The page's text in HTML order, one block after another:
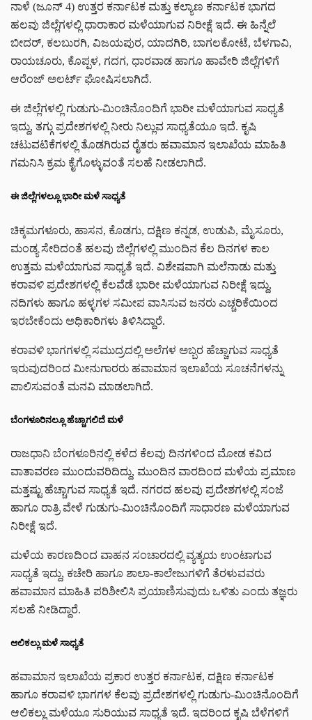
ನಾಳೆ (ಜೂನ್ 4) ಉತ್ತರ ಕರ್ನಾಟಕ ಮತ್ತು ಕಲ್ಯಾಣ ಕರ್ನಾಟಕ ಭಾಗದ
ಹಲವು ಜಿಲ್ಲೆಗಳಲ್ಲಿ ಧಾರಾಕಾರ ಮಳೆಯಾಗುವ ನಿರೀಕ್ಷೆ ಇದೆ. ಈ ಹಿನ್ನೆಲೆ
ಬೀದರ್, ಕಲಬುರಗಿ, ವಿಜಯಪುರ, ಯಾದಗಿರಿ, ಬಾಗಲಕೋಟೆ, ಬೆಳಗಾವಿ,
ರಾಯಚೂರು, ಕೊಪ್ಪಳ, ಗದಗ, ಧಾರವಾಡ ಹಾಗೂ ಹಾವೇರಿ ಜಿಲ್ಲೆಗಳಿಗೆ
ಆರೆಂಜ್ ಅಲರ್ಟ್ ಘೋಷಿಸಲಾಗಿದೆ.
ಈ ಜಿಲ್ಲೆಗಳಲ್ಲಿ ಗುಡುಗು-ಮಿಂಚಿನೊಂದಿಗೆ ಭಾರೀ ಮಳೆಯಾಗುವ ಸಾಧ್ಯತೆ
ಇದ್ದು, ತಗ್ಗು ಪ್ರದೇಶಗಳಲ್ಲಿ ನೀರು ನಿಲ್ಲುವ ಸಾಧ್ಯತೆಯೂ ಇದೆ. ಕೃಷಿ
ಚಟುವಟಿಕೆಗಳಲ್ಲಿ ತೊಡಗಿರುವ ರೈತರು ಹವಾಮಾನ ಇಲಾಖೆಯ ಮಾಹಿತಿ
ಗಮನಿಸಿ ಕ್ರಮ ಕೈಗೊಳ್ಳುವಂತೆ ಸಲಹೆ ನೀಡಲಾಗಿದೆ.
ಈ ಜಿಲ್ಲೆಗಳಲ್ಲೂ ಭಾರೀ ಮಳೆ ಸಾಧ್ಯತೆ
ಚಿಕ್ಕಮಗಳೂರು, ಹಾಸನ, ಕೊಡಗು, ದಕ್ಷಿಣ ಕನ್ನಡ, ಉಡುಪಿ, ಮೈಸೂರು,
ಮಂಡ್ಯ ಸೇರಿದಂತೆ ಹಲವು ಜಿಲ್ಲೆಗಳಲ್ಲಿ ಮುಂದಿನ ಕೆಲ ದಿನಗಳ ಕಾಲ
ಉತ್ತಮ ಮಳೆಯಾಗುವ ಸಾಧ್ಯತೆ ಇದೆ. ವಿಶೇಷವಾಗಿ ಮಲೆನಾಡು ಮತ್ತು
ಕರಾವಳಿ ಪ್ರದೇಶಗಳಲ್ಲಿ ಕೆಲವೆಡೆ ಭಾರೀ ಮಳೆಯಾಗುವ ನಿರೀಕ್ಷೆ ಇದ್ದು,
ನದಿಗಳು ಹಾಗೂ ಹಳ್ಳಗಳ ಸಮೀಪ ವಾಸಿಸುವ ಜನರು ಎಚ್ಚರಿಕೆಯಿಂದ
ಇರಬೇಕೆಂದು ಅಧಿಕಾರಿಗಳು ತಿಳಿಸಿದ್ದಾರೆ.
ಕರಾವಳಿ ಭಾಗಗಳಲ್ಲಿ ಸಮುದ್ರದಲ್ಲಿ ಅಲೆಗಳ ಅಬ್ಬರ ಹೆಚ್ಚಾಗುವ ಸಾಧ್ಯತೆ
ಇರುವುದರಿಂದ ಮೀನುಗಾರರು ಹವಾಮಾನ ಇಲಾಖೆಯ ಸೂಚನೆಗಳನ್ನು
ಪಾಲಿಸುವಂತೆ ಮನವಿ ಮಾಡಲಾಗಿದೆ.
ಬೆಂಗಳೂರಿನಲ್ಲೂ ಹೆಚ್ಚಾಗಲಿದೆ ಮಳೆ
ರಾಜಧಾನಿ ಬೆಂಗಳೂರಿನಲ್ಲಿ ಕಳೆದ ಕೆಲವು ದಿನಗಳಿಂದ ಮೋಡ ಕವಿದ
ವಾತಾವರಣ ಮುಂದುವರಿದಿದ್ದು, ಮುಂದಿನ ವಾರದಿಂದ ಮಳೆಯ ಪ್ರಮಾಣ
ಮತ್ತಷ್ಟು ಹೆಚ್ಚಾಗುವ ಸಾಧ್ಯತೆ ಇದೆ. ನಗರದ ಹಲವು ಪ್ರದೇಶಗಳಲ್ಲಿ ಸಂಜೆ
ಹಾಗೂ ರಾತ್ರಿ ವೇಳೆ ಗುಡುಗು-ಮಿಂಚಿನೊಂದಿಗೆ ಸಾಧಾರಣ ಮಳೆಯಾಗುವ
ನಿರೀಕ್ಷೆ ಇದೆ.
ಮಳೆಯ ಕಾರಣದಿಂದ ವಾಹನ ಸಂಚಾರದಲ್ಲಿ ವ್ಯತ್ಯಯ ಉಂಟಾಗುವ
ಸಾಧ್ಯತೆ ಇದ್ದು, ಕಚೇರಿ ಹಾಗೂ ಶಾಲಾ-ಕಾಲೇಜುಗಳಿಗೆ ತೆರಳುವವರು
ಹವಾಮಾನ ಮಾಹಿತಿ ಪರಿಶೀಲಿಸಿ ಪ್ರಯಾಣಿಸುವುದು ಒಳಿತು ಎಂದು ತಜ್ಞರು
ಸಲಹೆ ನೀಡಿದ್ದಾರೆ.
ಆಲಿಕಲ್ಲು ಮಳೆ ಸಾಧ್ಯತೆ
ಹವಾಮಾನ ಇಲಾಖೆಯ ಪ್ರಕಾರ ಉತ್ತರ ಕರ್ನಾಟಕ, ದಕ್ಷಿಣ ಕರ್ನಾಟಕ
ಹಾಗೂ ಕರಾವಳಿ ಭಾಗಗಳ ಕೆಲವು ಪ್ರದೇಶಗಳಲ್ಲಿ ಗುಡುಗು-ಮಿಂಚಿನೊಂದಿಗೆ
ಆಲಿಕಲ್ಲು ಮಳೆಯೂ ಸುರಿಯುವ ಸಾಧ್ಯತೆ ಇದೆ. ಇದರಿಂದ ಕೃಷಿ ಬೆಳೆಗಳಿಗೆ